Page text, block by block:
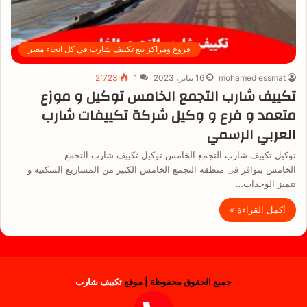
فروع ومراكز بيع تكييف شارب في كل انحاء مصر
mohamed essmat 16 يناير، 2023 1 2٬723
تكييف شارب التجمع الخامس توكيل و موزع
متعمد و فرع و وكيل شركة تكييفات شارب
العربي الرسمي
توكيل تكييف شارب التجمع الخامس توكيل تكييف شارب التجمع
الخامس يتوافر فى منطقه التجمع الخامس الكثير من المشاريع السكنيه و
تتميز الوحدات…
أكمل القراءة »
جميع الحقوق محفوظة | موقعتكييف شارب